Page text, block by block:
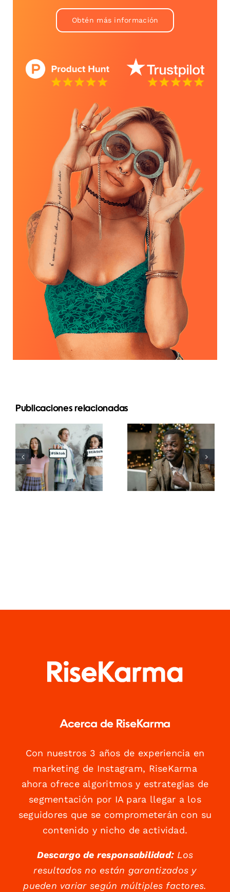
Obtén más información
Publicaciones relacionadas
Mejores
aplicaciones
de edición
de video
para crear
masterpieces
Cómo
ocultar
seguidores
en LinkedIn
para
preservar la
Acerca de RiseKarma
Con nuestros 3 años de experiencia en
marketing de Instagram, RiseKarma
ahora ofrece algoritmos y estrategias de
segmentación por IA para llegar a los
seguidores que se comprometerán con su
contenido y nicho de actividad.
Descargo de responsabilidad:Los
resultados no están garantizados y
pueden variar según múltiples factores.